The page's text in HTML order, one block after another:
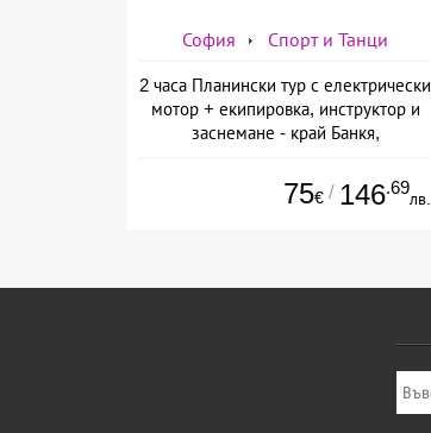
София Спорт и Танци
2 часа Планински тур с електрически
мотор + екипировка, инструктор и
заснемане - край Банкя,
75€ / 146.69
лв.